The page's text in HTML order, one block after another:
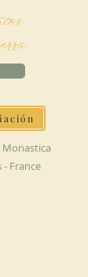
- France